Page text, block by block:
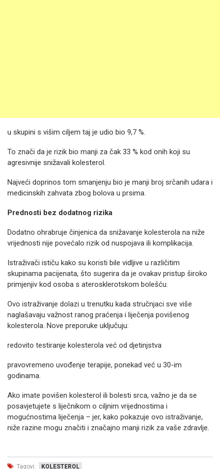
u skupini s višim ciljem taj je udio bio 9,7 %.
To znači da je rizik bio manji za čak 33 % kod onih koji su
agresivnije snižavali kolesterol.
Najveći doprinos tom smanjenju bio je manji broj srčanih udara i
medicinskih zahvata zbog bolova u prsima.
Prednosti bez dodatnog rizika
Dodatno ohrabruje činjenica da snižavanje kolesterola na niže
vrijednosti nije povećalo rizik od nuspojava ili komplikacija.
Istraživači ističu kako su koristi bile vidljive u različitim
skupinama pacijenata, što sugerira da je ovakav pristup široko
primjenjiv kod osoba s aterosklerotskom bolešću.
Ovo istraživanje dolazi u trenutku kada stručnjaci sve više
naglašavaju važnost ranog praćenja i liječenja povišenog
kolesterola. Nove preporuke uključuju:
redovito testiranje kolesterola već od djetinjstva
pravovremeno uvođenje terapije, ponekad već u 30-im
godinama.
Ako imate povišen kolesterol ili bolesti srca, važno je da se
posavjetujete s liječnikom o ciljnim vrijednostima i
mogućnostima liječenja – jer, kako pokazuje ovo istraživanje,
niže razine mogu značiti i značajno manji rizik za vaše zdravlje.
Tagovi: KOLESTEROL